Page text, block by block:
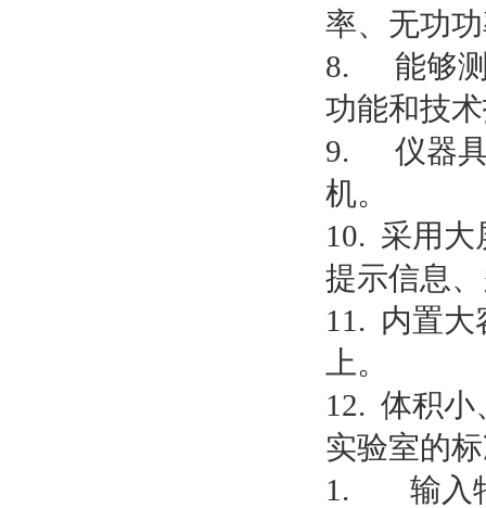
率、无功
8. 能够测
功能和技
9. 仪器具
机。
10. 采用大
提示信息
11. 内置大
上。
12. 体积小
实验室的
1. 输入